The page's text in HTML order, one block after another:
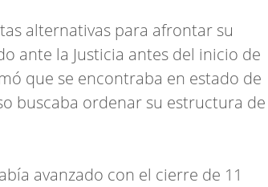
alternativas para afrontar su
ante la Justicia antes del inicio de
que se encontraba en estado de
buscaba ordenar su estructura de
avanzado con el cierre de 11